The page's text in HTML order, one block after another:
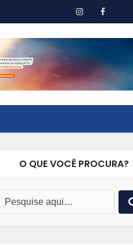
O QUE VOCÊ PROCURA?